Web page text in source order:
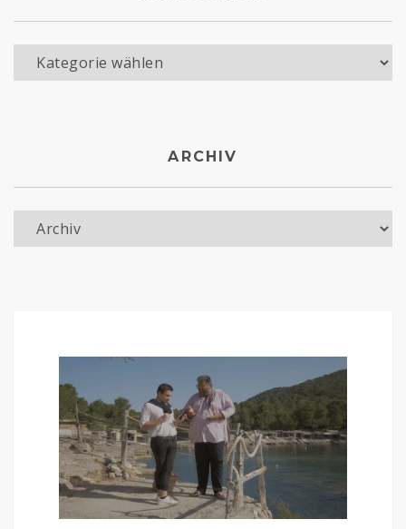
Kategorien:
ARCHIV
Archiv